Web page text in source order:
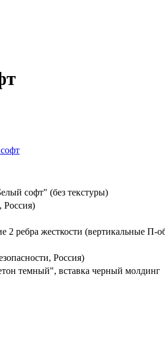
софт" (без текстуры)
Россия)
ребра жесткости (вертикальные П-
Россия)
темный", вставка черный молдинг